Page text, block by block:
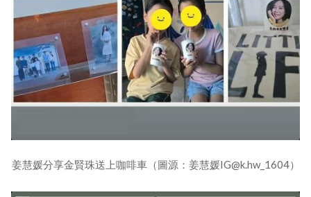
姜慧媛分享金賢珠送上咖啡車（圖源：姜慧媛IG@k.hw_1604）